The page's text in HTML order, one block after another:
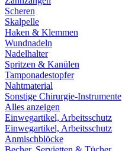
Scheren
Skalpelle
Haken & Klemmen
Wundnadeln
Nadelhalter
Spritzen & Kanülen
Tamponadestopfer
Nahtmaterial
Sonstige Chirurgie-Instrumente
Alles anzeigen
Einwegartikel, Arbeitsschutz
Einwegartikel, Arbeitsschutz
Anmischblöcke